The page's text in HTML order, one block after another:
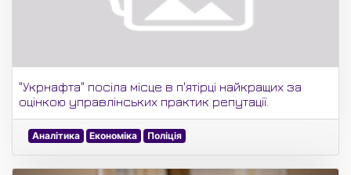
"Укрнафта" посіла місце в п'ятірці найкращих за
оцінкою управлінських практик репутації.
Аналітика Економіка Поліція